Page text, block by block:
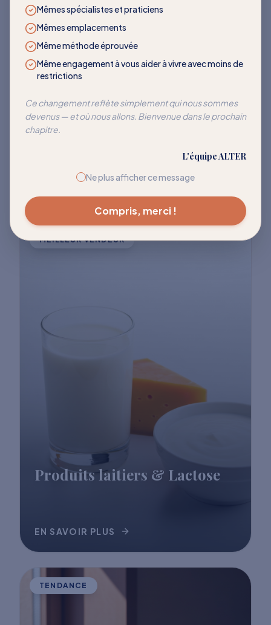
Mêmes spécialistes et praticiens
Mêmes emplacements
Même méthode éprouvée
Même engagement à vous aider à vivre avec moins de
restrictions
Ce changement reflète simplement qui nous sommes
devenus — et où nous allons. Bienvenue dans le prochain
chapitre.
L'équipe ALTER
Ne plus afficher ce message
Compris, merci !
LES PLUS DEMANDÉS
Des programmes qui
transforment
Rejoignez des milliers de clients qui ont
réussi à réentraîner leur corps pour cesser
de réagir à ces déclencheurs courants.
Explorer tous les programmes
MEILLEUR VENDEUR
Produits laitiers & Lactose
EN SAVOIR PLUS
TENDANCE